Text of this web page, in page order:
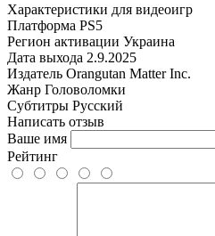
Характеристики для видеоигр
Платформа PS5
Регион активации Украина
Дата выхода 2.9.2025
Издатель Orangutan Matter Inc.
Жанр Головоломки
Субтитры Русский
Написать отзыв
Ваше имя
Рейтинг